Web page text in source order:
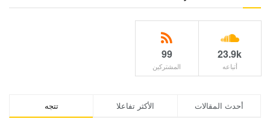
23.9k
أتباعه
99
المشتركين
تتجه الأكثر تفاعلا أحدث المقالات